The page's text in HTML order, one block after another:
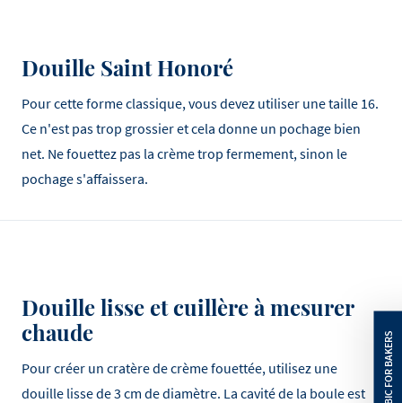
Douille Saint Honoré
Pour cette forme classique, vous devez utiliser une taille 16.
Ce n'est pas trop grossier et cela donne un pochage bien
net. Ne fouettez pas la crème trop fermement, sinon le
pochage s'affaissera.
Douille lisse et cuillère à mesurer
chaude
Pour créer un cratère de crème fouettée, utilisez une
douille lisse de 3 cm de diamètre. La cavité de la boule est